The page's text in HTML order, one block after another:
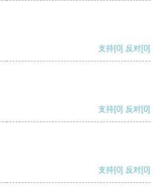
支持[0] 反对[0]
支持[0] 反对[0]
支持[0] 反对[0]